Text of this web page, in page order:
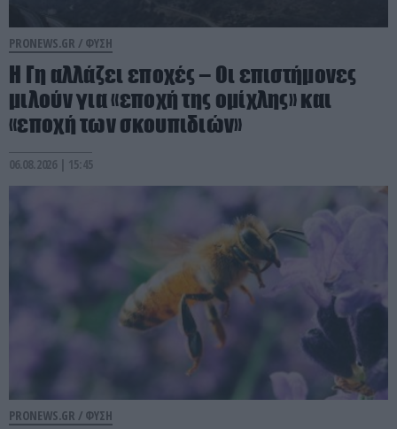
PRONEWS.GR / ΦΥΣΗ
Η Γη αλλάζει εποχές – Οι επιστήμονες
μιλούν για «εποχή της ομίχλης» και
«εποχή των σκουπιδιών»
06.08.2026 | 15:45
PRONEWS.GR / ΦΥΣΗ